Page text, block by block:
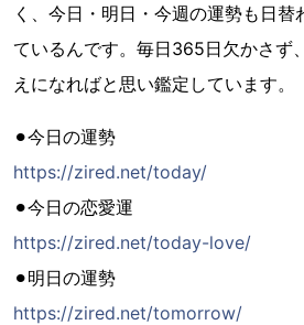
く、今日・明日・今週の運勢も日替
ているんです。毎日365日欠かさず
えになればと思い鑑定しています。
⚫︎今日の運勢
https://zired.net/today/
⚫︎今日の恋愛運
https://zired.net/today-love/
⚫︎明日の運勢
https://zired.net/tomorrow/